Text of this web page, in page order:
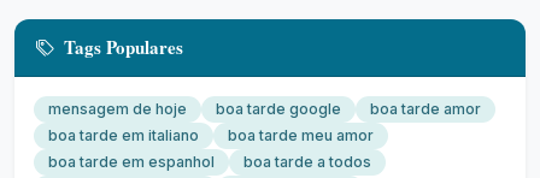
Tags Populares
mensagem de hoje boa tarde google
boa tarde amor
boa tarde em italiano
boa tarde meu amor
boa tarde em espanhol
boa tarde a todos